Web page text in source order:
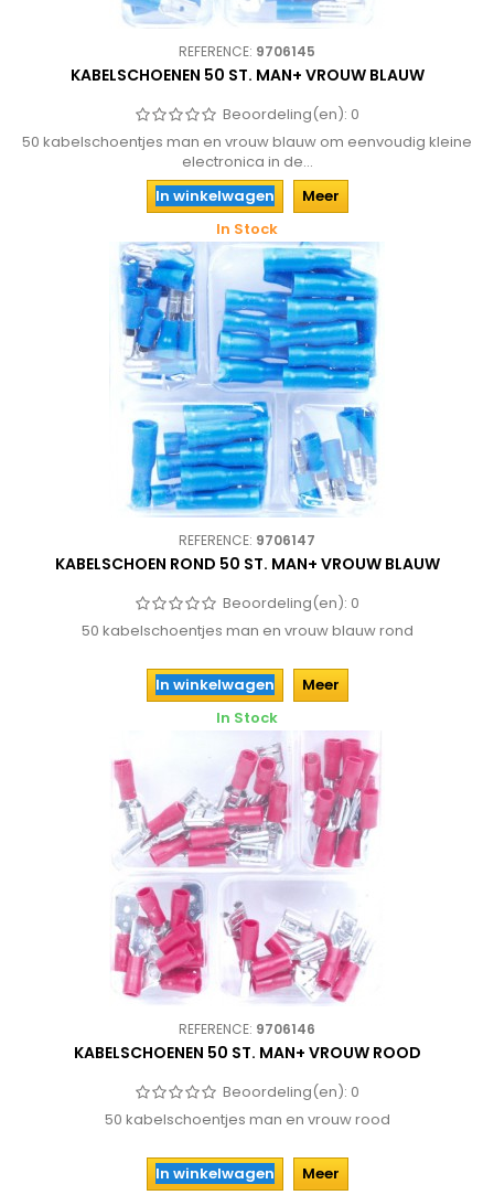
REFERENCE: 9706145
KABELSCHOENEN 50 ST. MAN+ VROUW BLAUW
Beoordeling(en): 0
50 kabelschoentjes man en vrouw blauw om eenvoudig kleine
electronica in de...
In winkelwagen
Meer
In Stock
REFERENCE: 9706147
KABELSCHOEN ROND 50 ST. MAN+ VROUW BLAUW
Beoordeling(en): 0
50 kabelschoentjes man en vrouw blauw rond
In winkelwagen
Meer
In Stock
REFERENCE: 9706146
KABELSCHOENEN 50 ST. MAN+ VROUW ROOD
Beoordeling(en): 0
50 kabelschoentjes man en vrouw rood
In winkelwagen
Meer